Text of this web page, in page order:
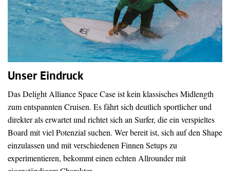
Unser Eindruck
Das Delight Alliance Space Case ist kein klassisches Midlength
zum entspannten Cruisen. Es fährt sich deutlich sportlicher und
direkter als erwartet und richtet sich an Surfer, die ein verspieltes
Board mit viel Potenzial suchen. Wer bereit ist, sich auf den Shape
einzulassen und mit verschiedenen Finnen Setups zu
experimentieren, bekommt einen echten Allrounder mit